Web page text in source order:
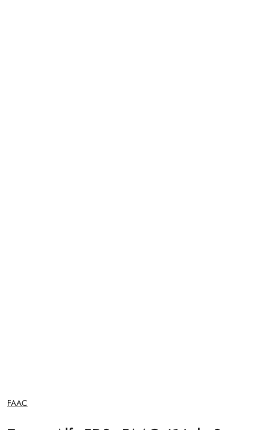
NAZWA
PRODUCENTA:
FAAC